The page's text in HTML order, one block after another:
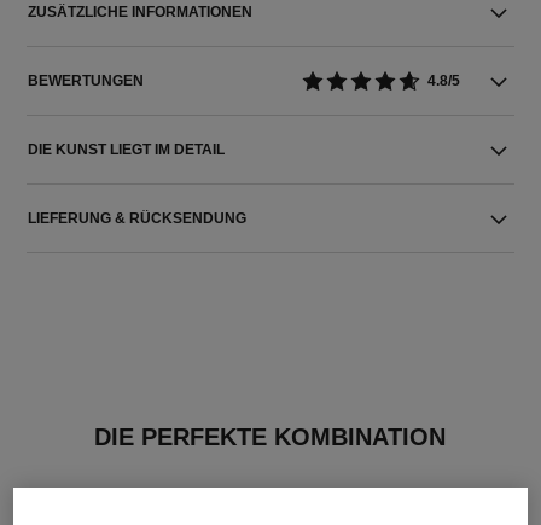
ZUSÄTZLICHE INFORMATIONEN
BEWERTUNGEN 4.8/5
DIE KUNST LIEGT IM DETAIL
LIEFERUNG & RÜCKSENDUNG
DIE PERFEKTE KOMBINATION